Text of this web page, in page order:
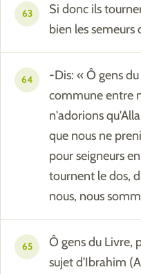
63
Si donc ils
bien les
64
-Dis: « Ô gens
commune entre
n'adorions
que nous ne
pour seigneurs
tournent le dos,
nous, nous
65
Ô gens du Livre,
sujet d'Ibrahim